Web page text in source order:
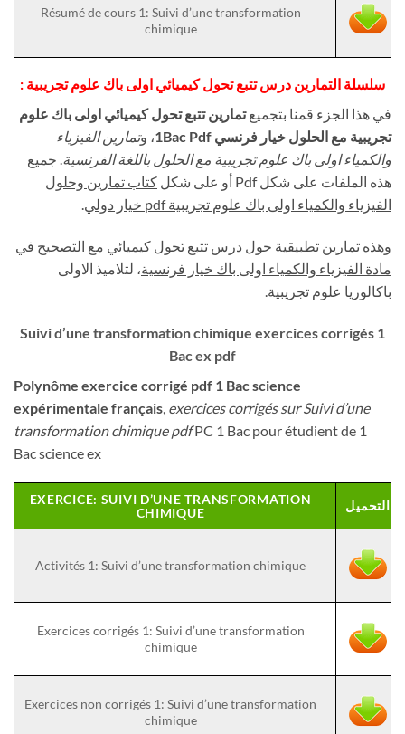
Résumé de cours 1: Suivi d’une transformation
chimique
سلسلة التمارين درس تتبع تحول كيميائي اولى باك علوم تجريبية :
في هذا الجزء قمنا بتجميعتمارين تتبع تحول كيميائي اولى باك علوم
تجريبية مع الحلول خيار فرنسي 1Bac Pdf
، وتمارين الفيزياء
والكمياء اولى باك علوم تجريبية مع الحلول باللغة الفرنسية. جميع
هذه الملفات على شكل Pdf أو على شكل
كتاب تمارين وحلول
الفيزياء والكمياء اولى باك علوم تجريبيةpdf خيار دولي.
وهذه تمارين تطبيقية حول درس تتبع تحول كيميائي مع التصحيح في
مادة الفيزياء والكمياء اولى باك خيار فرنسية، لتلاميذ الاولى
باكالوريا علوم تجريبية.
Suivi d’une transformation chimique exercices corrigés 1
Bac ex pdf
Polynôme exercice corrigé pdf 1 Bac science
expérimentale français exercices corrigés sur Suivi d’une
transformation chimique pdfPC 1 Bac pour étudient de 1
Bac science ex
التحميل
EXERCICE: SUIVI D’UNE TRANSFORMATION
CHIMIQUE
Activités 1: Suivi d’une transformation chimique
Exercices corrigés 1: Suivi d’une transformation
chimique
Exercices non corrigés 1: Suivi d’une transformation
chimique